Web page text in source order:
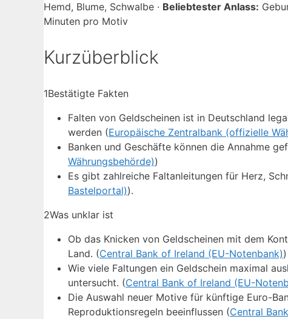
Hemd, Blume, Schwalbe · Beliebtester Anlass:
Minuten pro Motiv
Kurzüberblick
1Bestätigte Fakten
Falten von Geldscheinen ist in Deutschland
werden (Europäische Zentralbank (offizielle
Banken und Geschäfte können die Annahme
Währungsbehörde))
Es gibt zahlreiche Faltanleitungen für Herz,
Bastelportal)).
2Was unklar ist
Ob das Knicken von Geldscheinen mit dem
Land. (Central Bank of Ireland (EU-Notenbank))
Wie viele Faltungen ein Geldschein maximal
untersucht. (Central Bank of Ireland (EU-
Die Auswahl neuer Motive für künftige Euro-
Reproduktionsregeln beeinflussen (Central